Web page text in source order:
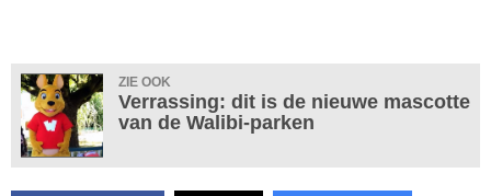
ZIE OOK
Verrassing: dit is de nieuwe mascotte
van de Walibi-parken